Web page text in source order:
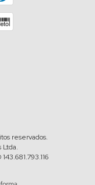
reservados.
Ltda.